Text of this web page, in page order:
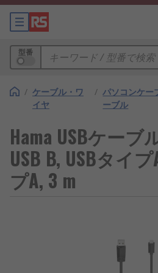
型番
/ ケーブル・ワ
イヤ
/ パソコンケー
ーブル
Hama USBケーブ
USB B, USBタイ
プA, 3 m